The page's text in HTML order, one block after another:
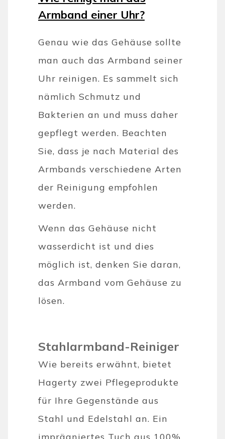
Armband einer Uhr?
Genau wie das Gehäuse sollte
man auch das Armband seiner
Uhr reinigen. Es sammelt sich
nämlich Schmutz und
Bakterien an und muss daher
gepflegt werden. Beachten
Sie, dass je nach Material des
Armbands verschiedene Arten
der Reinigung empfohlen
werden.
Wenn das Gehäuse nicht
wasserdicht ist und dies
möglich ist, denken Sie daran,
das Armband vom Gehäuse zu
lösen.
Stahlarmband-Reiniger
Wie bereits erwähnt, bietet
Hagerty zwei Pflegeprodukte
für Ihre Gegenstände aus
Stahl und Edelstahl an. Ein